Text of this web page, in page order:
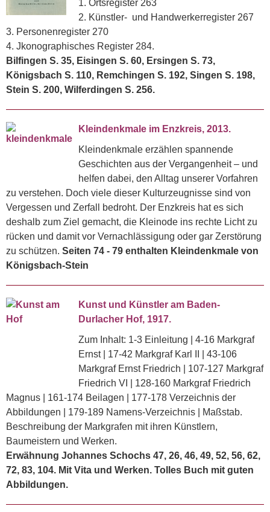
1. Ortsregister 263
2. Künstler- und Handwerkerregister 267
3. Personenregister 270
4. Jkonographisches Register 284.
Bilfingen S. 35, Eisingen S. 60, Ersingen S. 73,
Königsbach S. 110, Remchingen S. 192, Singen S. 198,
Stein S. 200, Wilferdingen S. 256.
Kleindenkmale im Enzkreis, 2013.
Kleindenkmale erzählen spannende
Geschichten aus der Vergangenheit – und
helfen dabei, den Alltag unserer Vorfahren
zu verstehen. Doch viele dieser Kulturzeugnisse sind von
Vergessen und Zerfall bedroht. Der Enzkreis hat es sich
deshalb zum Ziel gemacht, die Kleinode ins rechte Licht zu
rücken und damit vor Vernachlässigung oder gar Zerstörung
zu schützen. Seiten 74 - 79 enthalten Kleindenkmale von
Königsbach-Stein
Kunst und Künstler am Baden-
Durlacher Hof, 1917.
Zum Inhalt: 1-3 Einleitung | 4-16 Markgraf
Ernst | 17-42 Markgraf Karl II | 43-106
Markgraf Ernst Friedrich | 107-127 Markgraf
Friedrich VI | 128-160 Markgraf Friedrich
Magnus | 161-174 Beilagen | 177-178 Verzeichnis der
Abbildungen | 179-189 Namens-Verzeichnis | Maßstab.
Beschreibung der Markgrafen mit ihren Künstlern,
Baumeistern und Werken.
Erwähnung Johannes Schochs 47, 26, 46, 49, 52, 56, 62,
72, 83, 104. Mit Vita und Werken. Tolles Buch mit guten
Abbildungen.